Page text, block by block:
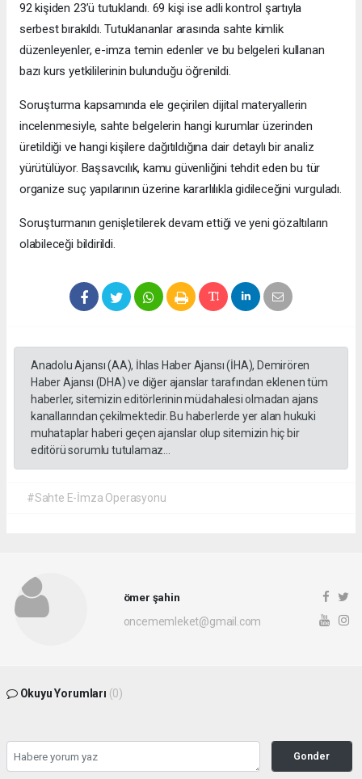
92 kişiden 23’ü tutuklandı. 69 kişi ise adli kontrol şartıyla
serbest bırakıldı. Tutuklananlar arasında sahte kimlik
düzenleyenler, e-imza temin edenler ve bu belgeleri kullanan
bazı kurs yetkililerinin bulunduğu öğrenildi.
Soruşturma kapsamında ele geçirilen dijital materyallerin
incelenmesiyle, sahte belgelerin hangi kurumlar üzerinden
üretildiği ve hangi kişilere dağıtıldığına dair detaylı bir analiz
yürütülüyor. Başsavcılık, kamu güvenliğini tehdit eden bu tür
organize suç yapılarının üzerine kararlılıkla gidileceğini vurguladı.
Soruşturmanın genişletilerek devam ettiği ve yeni gözaltıların
olabileceği bildirildi.
Anadolu Ajansı (AA), İhlas Haber Ajansı (İHA), Demirören
Haber Ajansı (DHA) ve diğer ajanslar tarafından eklenen tüm
haberler, sitemizin editörlerinin müdahalesi olmadan ajans
kanallarından çekilmektedir. Bu haberlerde yer alan hukuki
muhataplar haberi geçen ajanslar olup sitemizin hiç bir
editörü sorumlu tutulamaz...
#Sahte E-İmza Operasyonu
ömer şahin
oncememleket@gmail.com
Okuyu Yorumları (0)
Gonder